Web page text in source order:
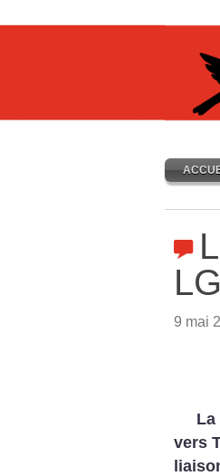
9 mai
vers